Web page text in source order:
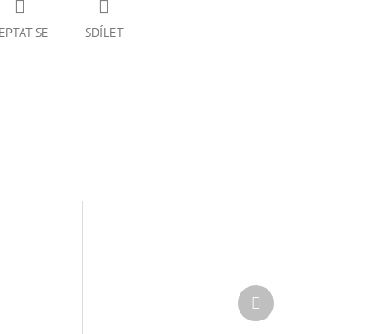
SE SDÍLET
Další
produkt